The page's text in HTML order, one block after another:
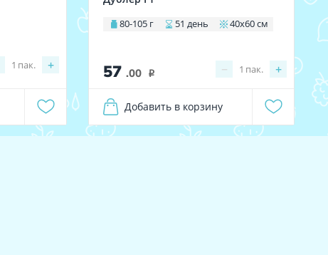
+
1 пак.
80-105 г 51 день 40х60 см
57 .00 i − +
1 пак.
Добавить в корзину